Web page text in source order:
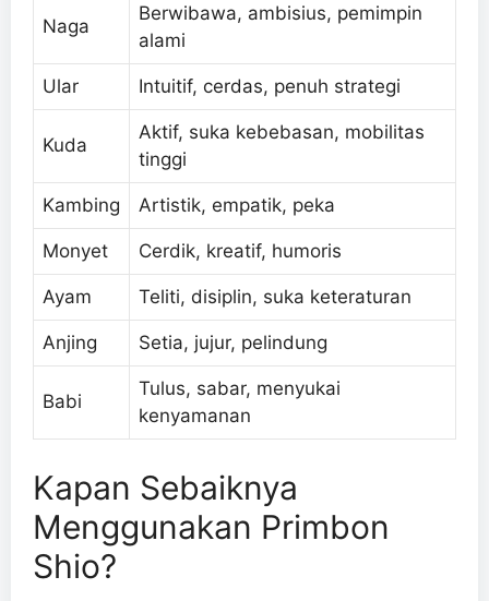
Naga
Berwibawa, ambisius, pemimpin
alami
Ular Intuitif, cerdas, penuh strategi
Kuda
Aktif, suka kebebasan, mobilitas
tinggi
Kambing Artistik, empatik, peka
Monyet Cerdik, kreatif, humoris
Ayam Teliti, disiplin, suka keteraturan
Anjing Setia, jujur, pelindung
Babi
Tulus, sabar, menyukai
kenyamanan
Kapan Sebaiknya
Menggunakan Primbon
Shio?